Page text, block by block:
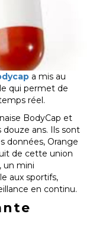
a mis au
qui permet de
réel.
BodyCap et
douze ans. Ils sont
données, Orange
de cette union
un mini
aux sportifs,
en continu.